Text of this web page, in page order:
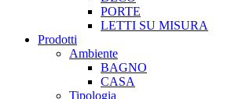
PORTE
LETTI SU MISURA
Prodotti
Ambiente
BAGNO
CASA
Tipologia